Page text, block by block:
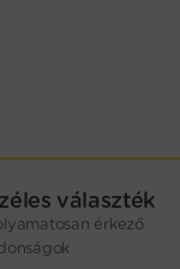
választék
érkező